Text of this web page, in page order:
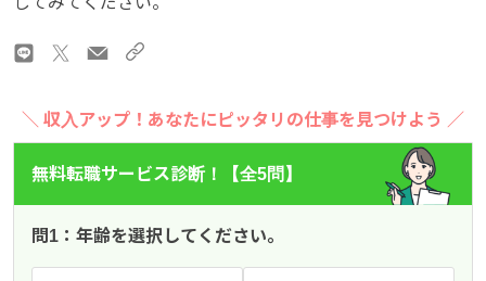
＼ 収入アップ！あなたにピッタリの仕事を見つけよう ／
無料転職サービス診断！【全5問】
問1：年齢を選択してください。